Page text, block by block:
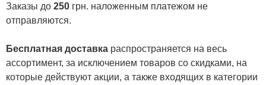
Заказы до 250 грн. наложенным платежом не
отправляются.
Бесплатная доставка распространяется на весь
ассортимент, за исключением товаров со скидками, на
которые действуют акции, а также входящих в категории